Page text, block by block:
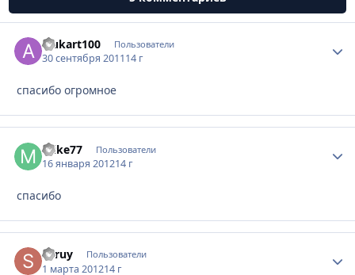
alukart100 Пользователи
30 сентября 201114 г
спасибо огромное
mike77 Пользователи
16 января 201214 г
спасибо
Seruy Пользователи
1 марта 201214 г